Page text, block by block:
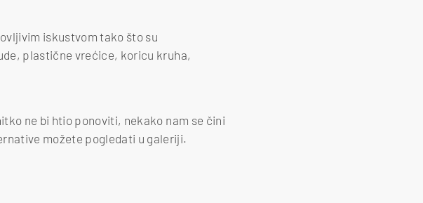
iskustvom tako što su
plastične vrećice, koricu kruha,
ne bi htio ponoviti, nekako nam se čini
možete pogledati u galeriji.